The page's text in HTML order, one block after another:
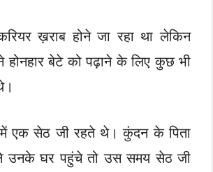
ख़राब होने जा रहा था लेकिन
बेटे को पढ़ाने के लिए कुछ भी
एक सेठ जी रहते थे। कुंदन के पिता
उनके घर पहुंचे तो उस समय सेठ जी